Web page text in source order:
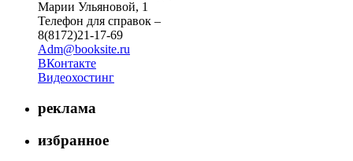
Марии Ульяновой, 1
Телефон для справок –
8(8172)21-17-69
Adm@booksite.ru
ВКонтакте
Видеохостинг
реклама
избранное